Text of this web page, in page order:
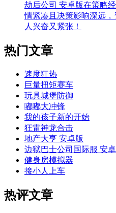
劫后公司 安卓版在策略
情紧凑且决策影响深远
人兴奋又紧张！
热门文章
速度狂热
巨量扭矩赛车
玩具城堡防御
嘟嘟大冲锋
我的孩子新的开始
狂雷神龙合击
地产大亨 安卓版
边狱巴士公司国际服 安
健身房模拟器
接小人上车
热评文章